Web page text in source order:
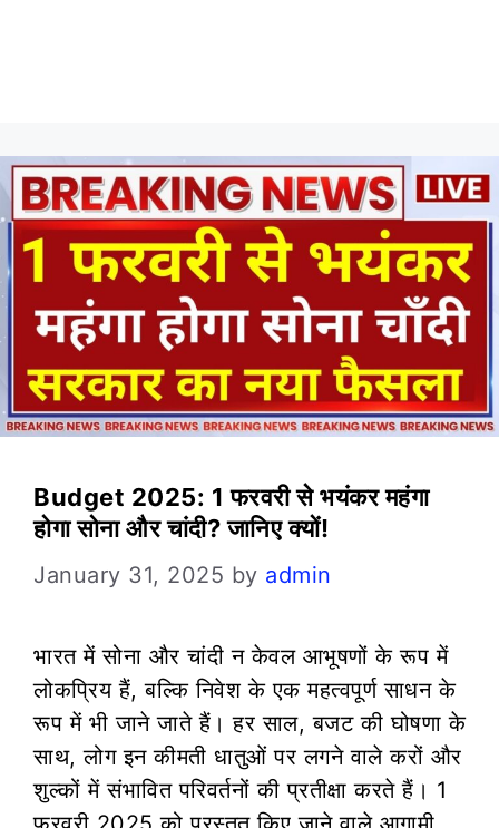
Budget 2025: 1 फरवरी से भयंकर महंगा
होगा सोना और चांदी? जानिए क्यों!
January 31, 2025 by admin
भारत में सोना और चांदी न केवल आभूषणों के रूप में
लोकप्रिय हैं, बल्कि निवेश के एक महत्वपूर्ण साधन के
रूप में भी जाने जाते हैं। हर साल, बजट की घोषणा के
साथ, लोग इन कीमती धातुओं पर लगने वाले करों और
शुल्कों में संभावित परिवर्तनों की प्रतीक्षा करते हैं। 1